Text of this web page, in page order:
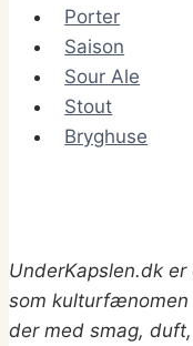
Porter
Saison
Sour Ale
Stout
Bryghuse
UnderKapslen.dk
som kulturfænomen
der med smag,